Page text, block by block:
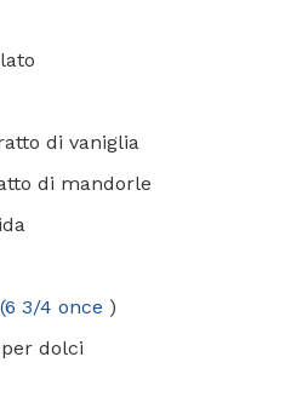
di vaniglia
di mandorle
3/4 once )
dolci